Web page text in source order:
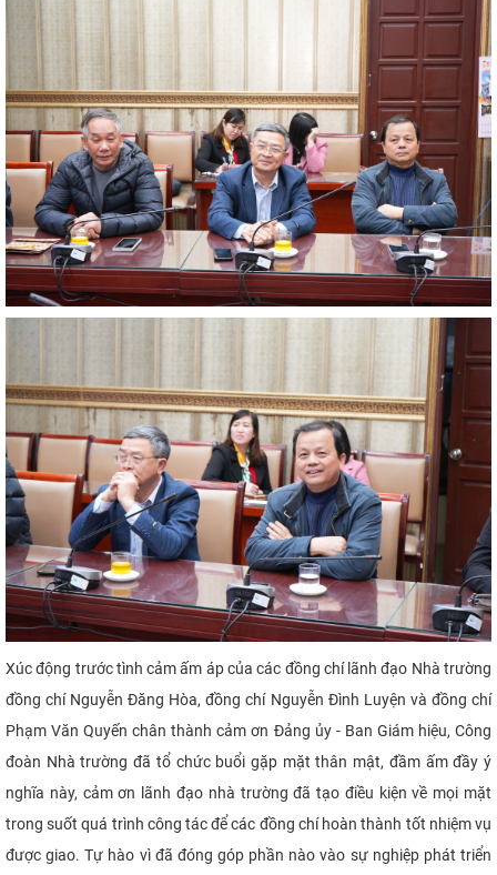
Xúc động trước tình cảm ấm áp của các đồng chí lãnh đạo Nhà trường
đồng chí Nguyễn Đăng Hòa, đồng chí Nguyễn Đình Luyện và đồng chí
Phạm Văn Quyến chân thành cảm ơn Đảng ủy - Ban Giám hiệu, Công
đoàn Nhà trường đã tổ chức buổi gặp mặt thân mật, đầm ấm đầy ý
nghĩa này, cảm ơn lãnh đạo nhà trường đã tạo điều kiện về mọi mặt
trong suốt quá trình công tác để các đồng chí hoàn thành tốt nhiệm vụ
được giao. Tự hào vì đã đóng góp phần nào vào sự nghiệp phát triển